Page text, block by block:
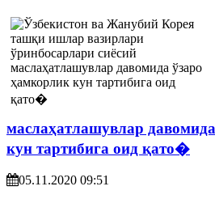
маслаҳатлашувлар
кун тартибига оид қато�
05.11.2020 09:51